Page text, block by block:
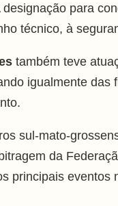
designação para
técnico, à
também teve
igualmente
sul-mato-
da
principais eventos